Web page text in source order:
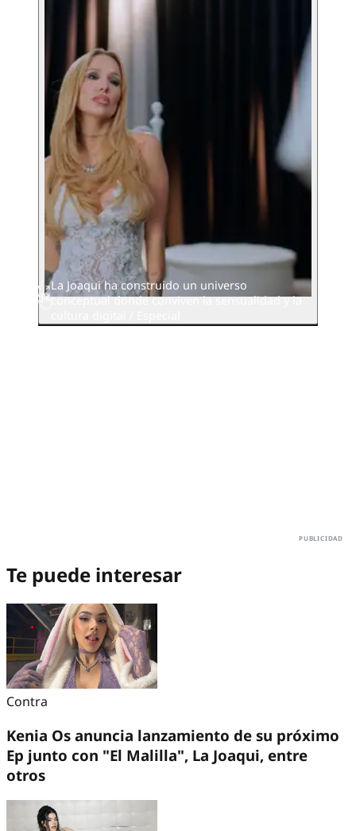
La Joaqui ha construido un universo
conceptual donde conviven la sensualidad y la
Te puede interesar
Contra
Kenia Os anuncia lanzamiento de su próximo
Ep junto con "El Malilla", La Joaqui, entre
otros